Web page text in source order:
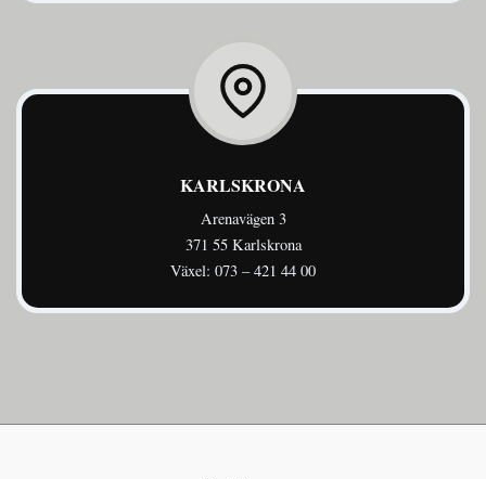
KARLSKRONA
Arenavägen 3
371 55 Karlskrona
Växel: 073 – 421 44 00